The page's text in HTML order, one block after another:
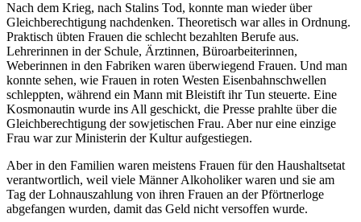
Nach dem Krieg, nach Stalins Tod, konnte man wieder über
Gleichberechtigung nachdenken. Theoretisch war alles in Ordnung.
Praktisch übten Frauen die schlecht bezahlten Berufe aus.
Lehrerinnen in der Schule, Ärztinnen, Büroarbeiterinnen,
Weberinnen in den Fabriken waren überwiegend Frauen. Und man
konnte sehen, wie Frauen in roten Westen Eisenbahnschwellen
schleppten, während ein Mann mit Bleistift ihr Tun steuerte. Eine
Kosmonautin wurde ins All geschickt, die Presse prahlte über die
Gleichberechtigung der sowjetischen Frau. Aber nur eine einzige
Frau war zur Ministerin der Kultur aufgestiegen.
Aber in den Familien waren meistens Frauen für den Haushaltsetat
verantwortlich, weil viele Männer Alkoholiker waren und sie am
Tag der Lohnauszahlung von ihren Frauen an der Pförtnerloge
abgefangen wurden, damit das Geld nicht versoffen wurde.